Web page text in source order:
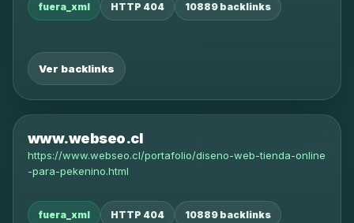
fuera_xml HTTP 404 10889 backlinks
Ver backlinks
www.webseo.cl
https://www.webseo.cl/portafolio/diseno-web-tienda-online
-para-pekenino.html
fuera_xml HTTP 404 10889 backlinks